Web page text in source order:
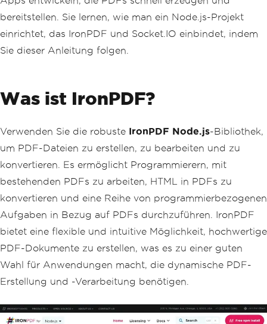
g);
            document
. getElementById('m
}
</script>
bereitstellen. Sie lernen, wie man ein Node.js-Projekt
einrichtet, das IronPDF und Socket.IO einbindet, indem
Sie dieser Anleitung folgen.
Was ist IronPDF?
Verwenden Sie die robuste IronPDF Node.js-Bibliothek,
um PDF-Dateien zu erstellen, zu bearbeiten und zu
konvertieren. Es ermöglicht Programmierern, mit
bestehenden PDFs zu arbeiten, HTML in PDFs zu
konvertieren und eine Reihe von programmierbezogenen
Aufgaben in Bezug auf PDFs durchzuführen. IronPDF
bietet eine flexible und intuitive Möglichkeit, hochwertige
PDF-Dokumente zu erstellen, was es zu einer guten
Wahl für Anwendungen macht, die dynamische PDF-
Erstellung und -Verarbeitung benötigen.